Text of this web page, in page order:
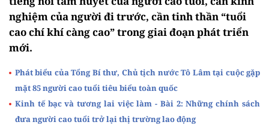
nghiệm của người đi trước, cần tinh thần “tuổi
cao chí khí càng cao” trong giai đoạn phát triển
mới.
Phát biểu của Tổng Bí thư, Chủ tịch nước Tô Lâm tại cuộc gặp
mặt 85 người cao tuổi tiêu biểu toàn quốc
Kinh tế bạc và tương lai việc làm - Bài 2: Những chính sách
đưa người cao tuổi trở lại thị trường lao động